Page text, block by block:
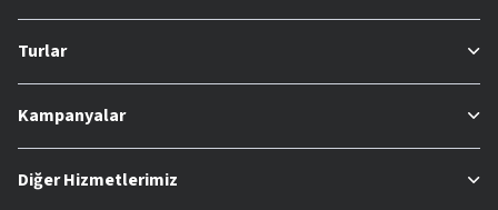
Turlar
Kampanyalar
Diğer Hizmetlerimiz